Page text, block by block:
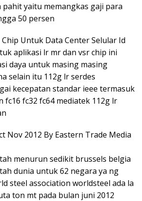
yaitu memangkas gaji para
50 persen
Untuk Data Center Selular Id
aplikasi lr mr dan vsr chip ini
daya untuk masing masing
selain itu 112g lr serdes
kecepatan standar ieee termasuk
fc16 fc32 fc64 mediatek 112g lr
Nov 2012 By Eastern Trade Media
menurun sedikit brussels belgia
dunia untuk 62 negara ya ng
steel association worldsteel ada la
ton mt pada bulan juni 2012